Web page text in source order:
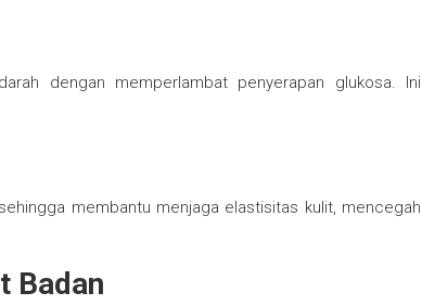
dengan memperlambat penyerapan glukosa. Ini
membantu menjaga elastisitas kulit, mencegah
Badan